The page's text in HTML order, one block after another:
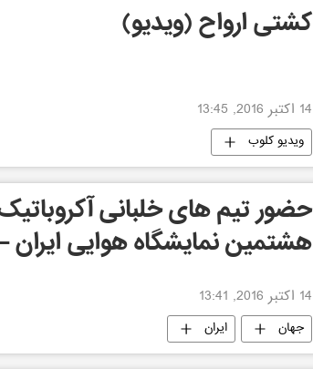
کشتی ارواح (ویدیو)
14 اکتبر 2016, 13:45
ویدیو کلوب
حضور تیم های خلبانی
هشتمین نمایشگاه هوایی
14 اکتبر 2016, 13:41
جهان ایران